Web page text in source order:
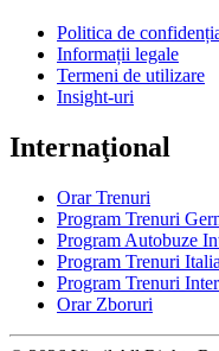
Politica de
Informații legale
Termeni de utilizare
Insight-uri
Internaţional
Orar Trenuri
Program Trenuri
Program Autobuze
Program Trenuri Italia
Program Trenuri
Orar Zboruri